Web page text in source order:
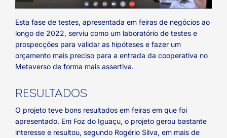
Esta fase de testes, apresentada em feiras de negócios ao
longo de 2022, serviu como um laboratório de testes e
prospecções para validar as hipóteses e fazer um
orçamento mais preciso para a entrada da cooperativa no
Metaverso de forma mais assertiva.
RESULTADOS
O projeto teve bons resultados em feiras em que foi
apresentado. Em Foz do Iguaçu, o projeto gerou bastante
interesse e resultou, segundo Rogério Silva, em mais de